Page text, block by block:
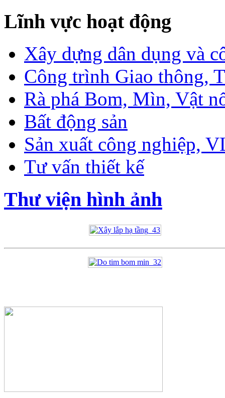
Lĩnh vực hoạt động
Xây dựng dân dụng và
Công trình Giao thông,
Rà phá Bom, Mìn, Vật
Bất động sản
Sản xuất công nghiệp,
Tư vấn thiết kế
Thư viện hình ảnh